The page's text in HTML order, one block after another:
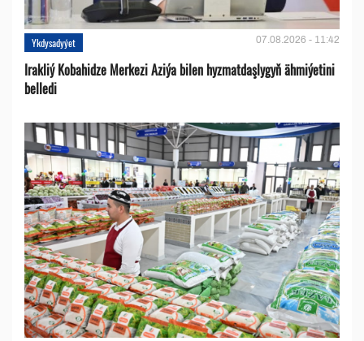
Ykdysadyýet 07.08.2026 - 11:42
Irakliý Kobahidze Merkezi Aziýa bilen hyzmatdaşlygyň ähmiýetini
belledi